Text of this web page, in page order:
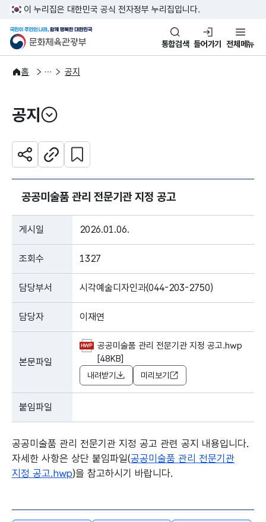
본문 바로가기
주메뉴 바로가기
이 누리집은 대한민국 공식 전자정부 누리집입니다.
문화체육관광부
국민이 주인인 나라, 함께 행복
통합검색 들어가기 전체메뉴
홈
알림·소식
알림 공지
공지
열기
공유하기주소복사
관심 콘텐츠 설정하기
공공미술품 관리 전문기관 지정 공고
게시일 2026.01.06.
조회수 1327
담당부서 시각예술디자인과(044-203-2750)
담당자 이재연
본문파일
공공미술품 관리 전문기관 지정 공고.hwp
[48KB]
내려받기 미리보기
붙임파일
공공미술품 관리 전문기관 지정 공고 관련 공지 내용입니다.
자세한 사항은 상단 붙임파일(공공미술품 관리 전문기관
지정 공고.hwp)을 참고하시기 바랍니다.